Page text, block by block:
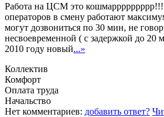
Работа на ЦСМ это кошмаррррррррр!!!
операторов в смену работают
могут дозвониться по 30 мин, не
несвоевременной ( с задержкой до 20
2010 году новый...»
Коллектив
Комфорт
Оплата труда
Начальство
Нет комментариев: добавить ответ?